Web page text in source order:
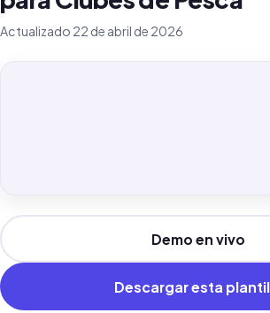
Actualizado 22 de abril de 2026
Demo en vivo
Descargar esta